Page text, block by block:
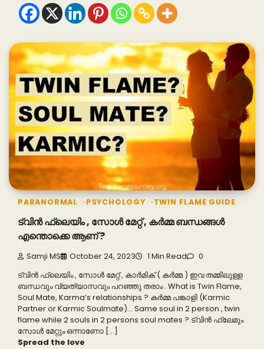
PARANORMAL PSYCHOLOGY TWIN FLAME GUIDE
ട്വിൻ ഫ്ലെയിം , സോൾ മേറ്റ് , കർമ്മ ബന്ധങ്ങൾ
എന്തൊക്കെ ആണ് ?
Samji MS October 24, 2023 1 Min Read 0
ട്വിൻ ഫ്ലെയിം , സോൾ മേറ്റ് , കാർമിക് ( കർമ്മ ) ഇവ തമ്മിലുള്ള
ബന്ധവും വ്യത്യാസവും പറഞ്ഞു തരാം . What is Twin Flame,
Soul Mate, Karma’s relationships ? കർമ്മ പങ്കാളി (Karmic
Partner or Karmic Soulmate)… Same soul in 2 person , twin
flame while 2 souls in 2 persons soul mates ? ട്വിൻ ഫ്ലേമും
സോൾ മേറ്റും ഒന്നാണോ […]
Spread the love